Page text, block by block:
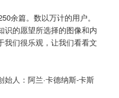
余篇。数以万计的用户。
识的愿望所选择的图像和内
们很乐观，让我们看看文
人：阿兰·卡德纳斯-卡斯